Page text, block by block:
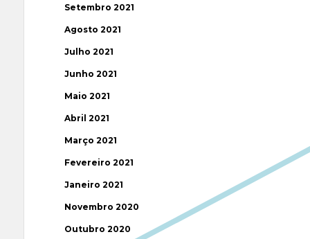
Setembro 2021
Agosto 2021
Julho 2021
Junho 2021
Maio 2021
Abril 2021
Março 2021
Fevereiro 2021
Janeiro 2021
Novembro 2020
Outubro 2020